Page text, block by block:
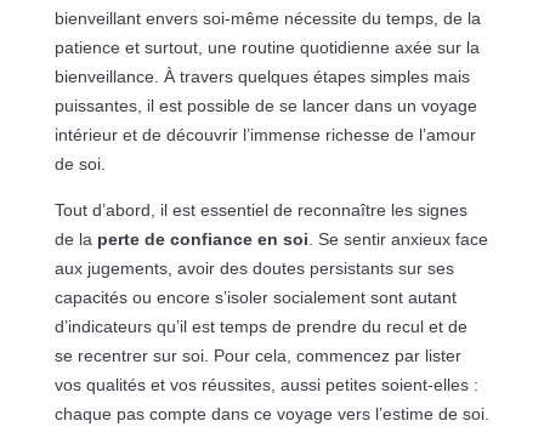
bienveillant envers soi-même nécessite du temps, de la
patience et surtout, une routine quotidienne axée sur la
bienveillance. À travers quelques étapes simples mais
puissantes, il est possible de se lancer dans un voyage
intérieur et de découvrir l’immense richesse de l’amour
de soi.
Tout d’abord, il est essentiel de reconnaître les signes
de la perte de confiance en soi . Se sentir anxieux face
aux jugements, avoir des doutes persistants sur ses
capacités ou encore s’isoler socialement sont autant
d’indicateurs qu’il est temps de prendre du recul et de
se recentrer sur soi. Pour cela, commencez par lister
vos qualités et vos réussites, aussi petites soient-elles :
chaque pas compte dans ce voyage vers l’estime de soi.